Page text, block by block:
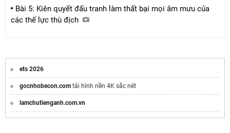
Bài 5: Kiên quyết đấu tranh làm thất bại mọi âm mưu của
các thế lực thù địch
ets 2026
gocnhobecon.com tải hình nền 4K sắc nét
lamchutienganh.com.vn